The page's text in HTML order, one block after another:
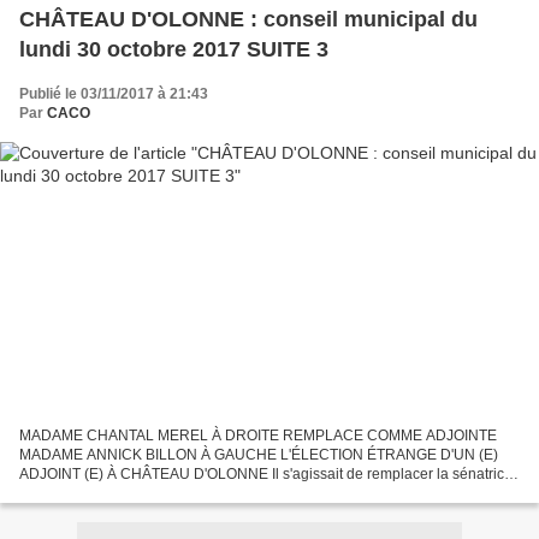
CHÂTEAU D'OLONNE : conseil municipal du
lundi 30 octobre 2017 SUITE 3
Publié le 03/11/2017 à 21:43
Par CACO
MADAME CHANTAL MEREL À DROITE REMPLACE COMME ADJOINTE
MADAME ANNICK BILLON À GAUCHE L'ÉLECTION ÉTRANGE D'UN (E)
ADJOINT (E) À CHÂTEAU D'OLONNE Il s'agissait de remplacer la sénatrice